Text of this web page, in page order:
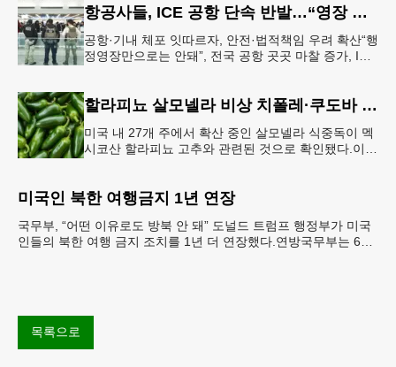
항공사들, ICE 공항 단속 반발…“영장 없인 협조 불가”
공항·기내 체포 잇따르자, 안전·법적책임 우려 확산“행
정영장만으로는 안돼”, 전국 공항 곳곳 마찰 증가, ICE
할라피뇨 살모넬라 비상 치폴레·쿠도바 긴급 회수
미국 내 27개 주에서 확산 중인 살모넬라 식중독이 멕
시코산 할라피뇨 고추와 관련된 것으로 확인됐다.이에
미국인 북한 여행금지 1년 연장
국무부, “어떤 이유로도 방북 안 돼” 도널드 트럼프 행정부가 미국
인들의 북한 여행 금지 조치를 1년 더 연장했다.연방국무부는 6일
목록으로